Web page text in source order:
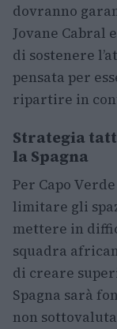
dovranno
Jovane Cabral
di sostenere
pensata per
ripartire in
Strategia
la Spagna
Per Capo
limitare gli
mettere in
squadra
di creare
Spagna sarà
non